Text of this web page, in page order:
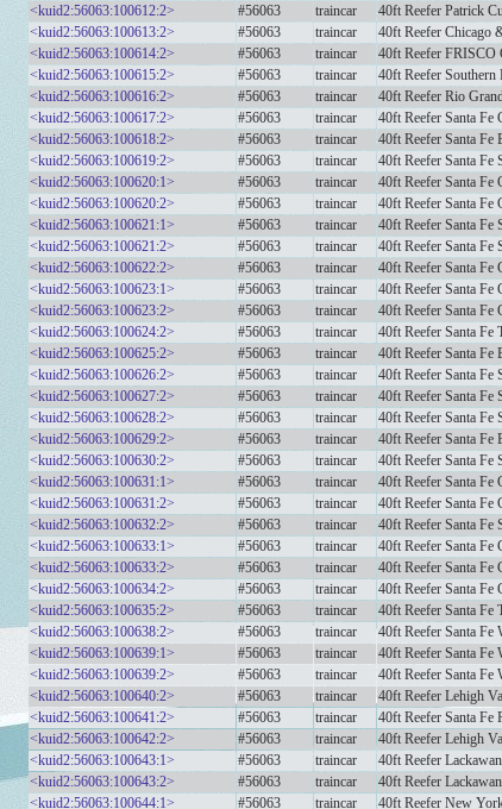
<kuid2:56063:100612:2>
#56063 traincar 40ft Reefer Patrick
<kuid2:56063:100613:2>
#56063 traincar 40ft Reefer Chicago
<kuid2:56063:100614:2>
#56063 traincar 40ft Reefer
<kuid2:56063:100615:2>
#56063 traincar 40ft Reefer
<kuid2:56063:100616:2>
#56063 traincar 40ft Reefer Rio
<kuid2:56063:100617:2>
#56063 traincar 40ft Reefer Santa Fe
<kuid2:56063:100618:2>
#56063 traincar 40ft Reefer Santa Fe
<kuid2:56063:100619:2>
#56063 traincar 40ft Reefer Santa Fe
<kuid2:56063:100620:1>
#56063 traincar 40ft Reefer Santa Fe
<kuid2:56063:100620:2>
#56063 traincar 40ft Reefer Santa Fe
<kuid2:56063:100621:1>
#56063 traincar 40ft Reefer Santa Fe
<kuid2:56063:100621:2>
#56063 traincar 40ft Reefer Santa Fe
<kuid2:56063:100622:2>
#56063 traincar 40ft Reefer Santa Fe
<kuid2:56063:100623:1>
#56063 traincar 40ft Reefer Santa Fe
<kuid2:56063:100623:2>
#56063 traincar 40ft Reefer Santa Fe
<kuid2:56063:100624:2>
#56063 traincar 40ft Reefer Santa Fe
<kuid2:56063:100625:2>
#56063 traincar 40ft Reefer Santa Fe
<kuid2:56063:100626:2>
#56063 traincar 40ft Reefer Santa Fe
<kuid2:56063:100627:2>
#56063 traincar 40ft Reefer Santa Fe
<kuid2:56063:100628:2>
#56063 traincar 40ft Reefer Santa Fe
<kuid2:56063:100629:2>
#56063 traincar 40ft Reefer Santa Fe
<kuid2:56063:100630:2>
#56063 traincar 40ft Reefer Santa Fe
<kuid2:56063:100631:1>
#56063 traincar 40ft Reefer Santa Fe
<kuid2:56063:100631:2>
#56063 traincar 40ft Reefer Santa Fe
<kuid2:56063:100632:2>
#56063 traincar 40ft Reefer Santa Fe
<kuid2:56063:100633:1>
#56063 traincar 40ft Reefer Santa Fe
<kuid2:56063:100633:2>
#56063 traincar 40ft Reefer Santa Fe
<kuid2:56063:100634:2>
#56063 traincar 40ft Reefer Santa Fe
<kuid2:56063:100635:2>
#56063 traincar 40ft Reefer Santa Fe
<kuid2:56063:100638:2>
#56063 traincar 40ft Reefer Santa Fe
<kuid2:56063:100639:1>
#56063 traincar 40ft Reefer Santa Fe
<kuid2:56063:100639:2>
#56063 traincar 40ft Reefer Santa Fe
<kuid2:56063:100640:2>
#56063 traincar 40ft Reefer Lehigh
<kuid2:56063:100641:2>
#56063 traincar 40ft Reefer Santa
<kuid2:56063:100642:2>
#56063 traincar 40ft Reefer Lehigh
<kuid2:56063:100643:1>
#56063 traincar 40ft Reefer
<kuid2:56063:100643:2>
#56063 traincar 40ft Reefer
<kuid2:56063:100644:1>
#56063 traincar 40ft Reefer New